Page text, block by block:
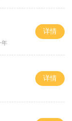
年
详情
详情